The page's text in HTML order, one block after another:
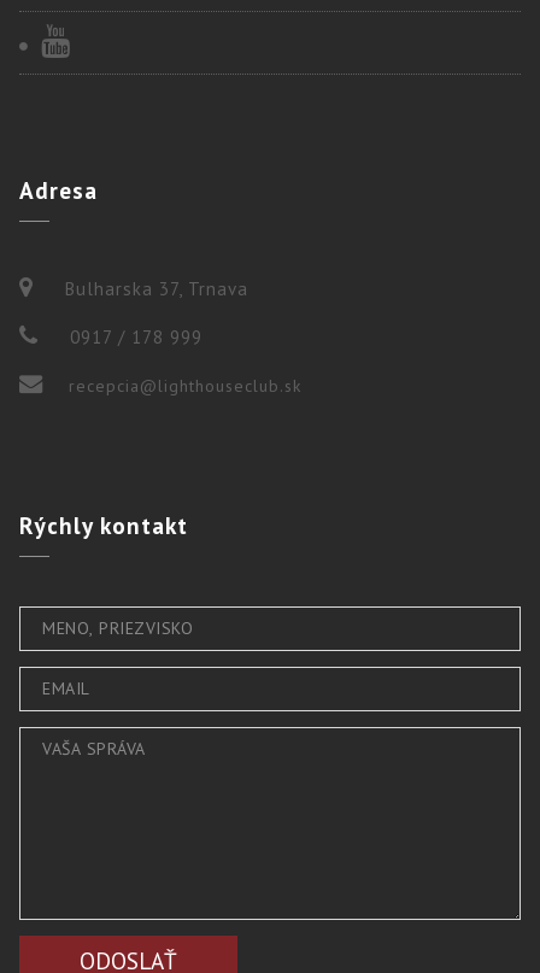
Adresa
Bulharska 37, Trnava
0917 / 178 999
recepcia@lighthouseclub.sk
Rýchlykontakt